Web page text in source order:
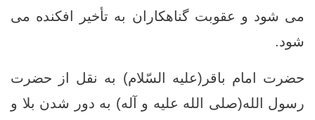
می شود و عقوبت گناهکاران به تأخیر افکنده می
شود.
حضرت امام باقر(علیه السّلام) به نقل از حضرت
رسول الله(صلی الله علیه و آله) به دور شدن بلا و